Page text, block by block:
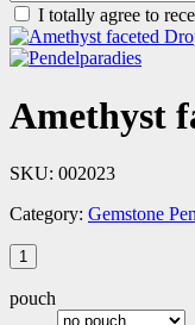
I totally agree to
Amethyst
SKU: 002023
Category: Gemstone
pouch